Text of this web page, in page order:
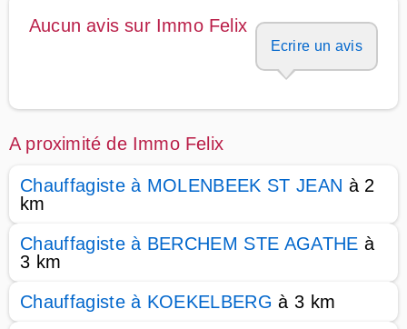
Aucun avis sur Immo Felix
Ecrire un avis
A proximité de Immo Felix
Chauffagiste à MOLENBEEK ST JEAN à 2
km
Chauffagiste à BERCHEM STE AGATHE à
3 km
Chauffagiste à KOEKELBERG à 3 km